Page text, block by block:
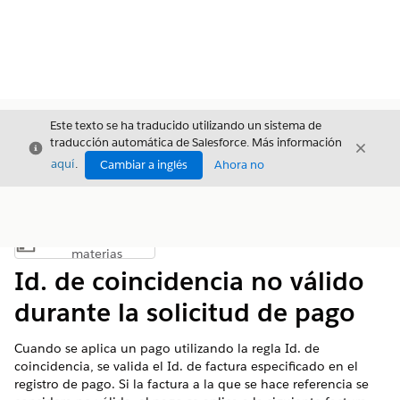
Cerrar
Este texto se ha traducido utilizando un sistema de
traducción automática de Salesforce. Más información
aquí. Cambiar a inglés Ahora no
Cerrar
Mostrar índice de materias
materias
Id. de coincidencia no válido
durante la solicitud de pago
Cuando se aplica un pago utilizando la regla Id. de
coincidencia, se valida el Id. de factura especificado en el
registro de pago. Si la factura a la que se hace referencia se